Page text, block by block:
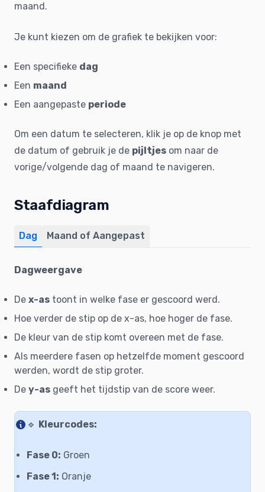
maand.
Je kunt kiezen om de grafiek te bekijken voor:
Een specifieke dag
Een maand
Een aangepaste periode
Om een datum te selecteren, klik je op de knop met
de datum of gebruik je de pijltjes om naar de
vorige/volgende dag of maand te navigeren.
Staafdiagram
Dag Maand of Aangepast
Dagweergave
De x-as toont in welke fase er gescoord werd.
Hoe verder de stip op de x-as, hoe hoger de fase.
De kleur van de stip komt overeen met de fase.
Als meerdere fasen op hetzelfde moment gescoord
werden, wordt de stip groter.
De y-as geeft het tijdstip van de score weer.
🔹 Kleurcodes:
Fase 0: Groen
Fase 1: Oranje